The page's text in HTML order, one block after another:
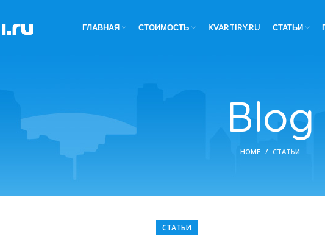
ГЛАВНАЯ СТОИМОСТЬ KVARTIRY.RU СТАТЬИ
Blog
HOME СТАТЬИ
СТАТЬИ